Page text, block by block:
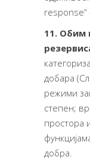
re­spon­se“
11. Обим
добара
режими
степен;
простора
добра.